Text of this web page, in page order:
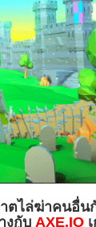
ตไล่ฆ่าคนอื่น
งกับ AXE.IO